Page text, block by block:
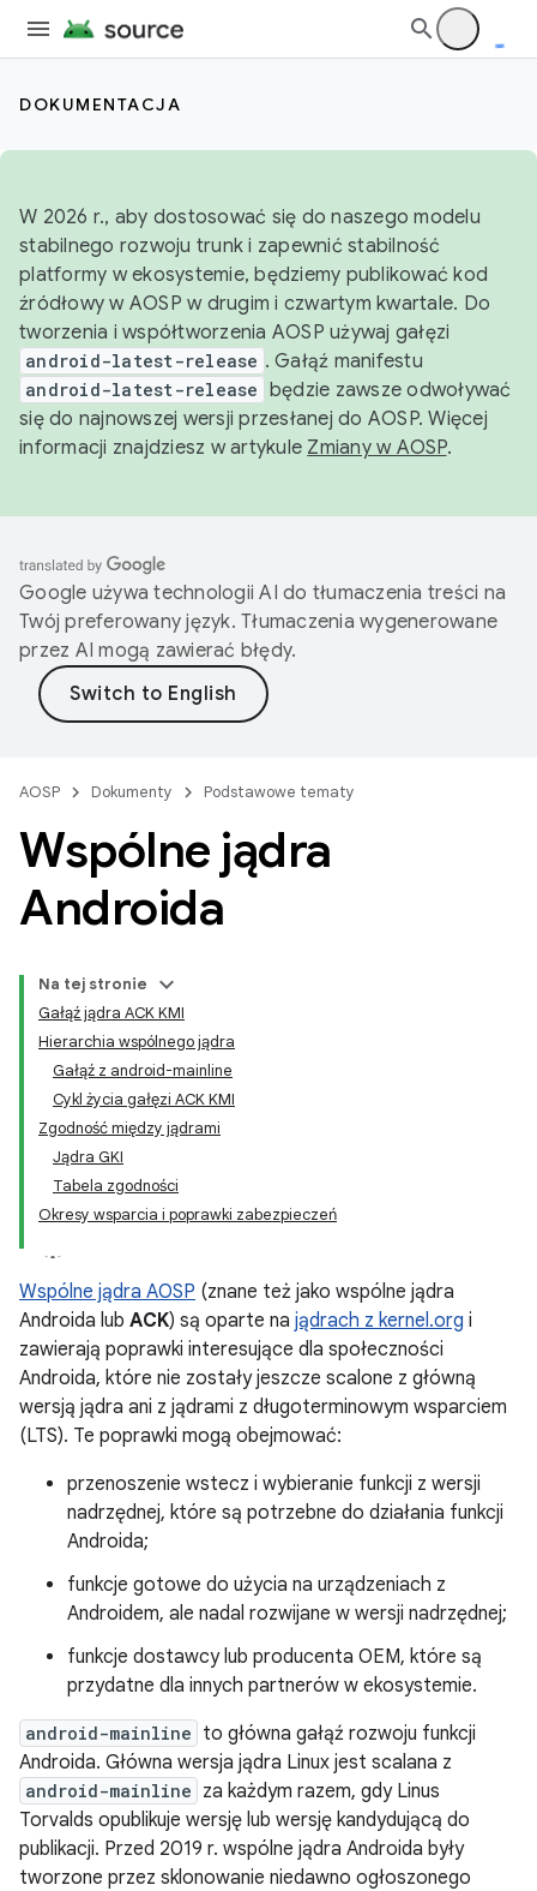
DOKUMENTACJA
W 2026 r., aby dostosować się do naszego modelu
stabilnego rozwoju trunk i zapewnić stabilność
platformy w ekosystemie, będziemy publikować kod
źródłowy w AOSP w drugim i czwartym kwartale. Do
tworzenia i współtworzenia AOSP używaj gałęzi
android-latest-release . Gałąź manifestu
android-latest-release będzie zawsze odwoływać
się do najnowszej wersji przesłanej do AOSP. Więcej
informacji znajdziesz w artykule Zmiany w AOSP.
Google używa technologii AI do tłumaczenia treści na
Twój preferowany język. Tłumaczenia wygenerowane
przez AI mogą zawierać błędy.
AOSP Dokumenty Podstawowe tematy
Wspólne jądra
Androida
Na tej stronie
Gałąź jądra ACK KMI
Hierarchia wspólnego jądra
Gałąź z android-mainline
Cykl życia gałęzi ACK KMI
Zgodność między jądrami
Jądra GKI
Tabela zgodności
Okresy wsparcia i poprawki zabezpieczeń
Wspólne jądra AOSP (znane też jako wspólne jądra
Androida lub ACK) są oparte na jądrach z kernel.org i
zawierają poprawki interesujące dla społeczności
Androida, które nie zostały jeszcze scalone z główną
wersją jądra ani z jądrami z długoterminowym wsparciem
(LTS). Te poprawki mogą obejmować:
przenoszenie wstecz i wybieranie funkcji z wersji
nadrzędnej, które są potrzebne do działania funkcji
Androida;
funkcje gotowe do użycia na urządzeniach z
Androidem, ale nadal rozwijane w wersji nadrzędnej;
funkcje dostawcy lub producenta OEM, które są
przydatne dla innych partnerów w ekosystemie.
android-mainline to główna gałąź rozwoju funkcji
Androida. Główna wersja jądra Linux jest scalana z
android-mainline za każdym razem, gdy Linus
Torvalds opublikuje wersję lub wersję kandydującą do
publikacji. Przed 2019 r. wspólne jądra Androida były
tworzone przez sklonowanie niedawno ogłoszonego